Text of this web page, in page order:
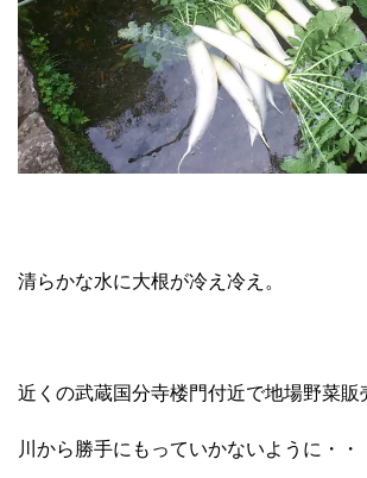
清らかな水に大根が冷え冷え。
近くの武蔵国分寺楼門付近で地場野菜販
川から勝手にもっていかないように・・